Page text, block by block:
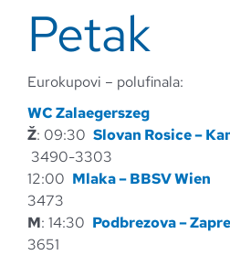
Petak
Eurokupovi – polufinala:
WC Zalaegerszeg
Ž: 09:30 Slovan Rosice –
3490-3303
12:00 Mlaka – BBSV Wien
3473
M: 14:30 Podbrezova –
3651